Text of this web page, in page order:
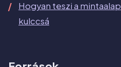
Hogyan teszi a
kulccsá